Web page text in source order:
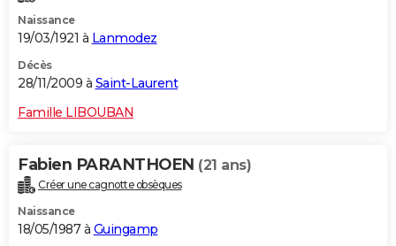
Naissance
19/03/1921 à Lanmodez
Décès
28/11/2009 à Saint-Laurent
Famille LIBOUBAN
Fabien PARANTHOEN (21 ans)
Créer une cagnotte obsèques
Naissance
18/05/1987 à Guingamp